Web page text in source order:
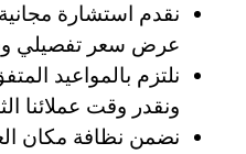
نقدم استشارة
عرض سعر تفصيلي
نلتزم بالمواعيد
ونقدر وقت عملائنا
نضمن نظافة مكان